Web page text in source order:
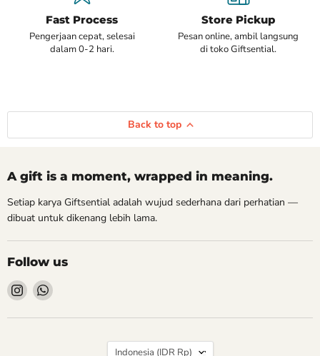
Fast Process
Pengerjaan cepat, selesai
dalam 0-2 hari.
Store Pickup
Pesan online, ambil langsung
di toko Giftsential.
Back to top
A gift is a moment, wrapped in meaning.
Setiap karya Giftsential adalah wujud sederhana dari perhatian —
dibuat untuk dikenang lebih lama.
Follow us
Find
on
Find
on
Country
Indonesia (IDR Rp)